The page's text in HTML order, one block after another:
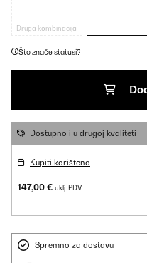
Druga kombinacija
Što znače statusi?
Dostupno i u drugoj kvaliteti
Kupiti korišteno
147,00 € uklj. PDV
Spremno za dostavu